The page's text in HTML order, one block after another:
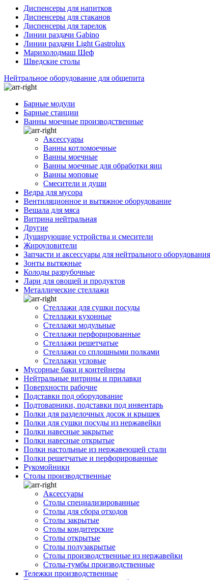
Диспенсеры для напитков
Диспенсеры для стаканов
Диспенсеры для тарелок
Линии раздачи Gabino
Линии раздачи Light Gastrolux
Марихолодмаш Шеф
Шведские столы
Нейтральное оборудование для общепита
Барные модули
Барные станции
Ванны моечные производственные
Аксессуары
Ванны котломоечные
Ванны моечные
Ванны моечные для обработки яиц
Ванны моповые
Смесители и души
Ведра для мусора
Вентиляционное и вытяжное оборудование
Вешала для мяса
Витрина нейтральная
Другие
Душирующие устройства и смесители
Жироуловители
Запчасти и аксессуары для нейтрального оборудования
Зонты вытяжные
Колоды разрубочные
Лари для овощей и продуктов
Металлические стеллажи
Стеллажи для сушки посуды
Стеллажи кухонные
Стеллажи модульные
Стеллажи перфорированные
Стеллажи решетчатые
Стеллажи со сплошными полками
Стеллажи угловые
Мусорные баки и контейнеры
Нейтральные витрины и прилавки
Поверхности рабочие
Подставки под оборудование
Подтоварники, подставки под инвентарь
Полки для разделочных досок и крышек
Полки для сушки посуды из нержавейки
Полки навесные закрытые
Полки навесные открытые
Полки настольные из нержавеющей стали
Полки решетчатые и перфорированные
Рукомойники
Столы производственные
Аксессуары
Столы специализированные
Столы для сбора отходов
Столы закрытые
Столы кондитерские
Столы открытые
Столы полузакрытые
Столы производственные из нержавейки
Столы-тумбы производственные
Тележки производственные